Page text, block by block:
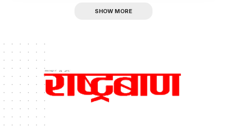
SHOW MORE